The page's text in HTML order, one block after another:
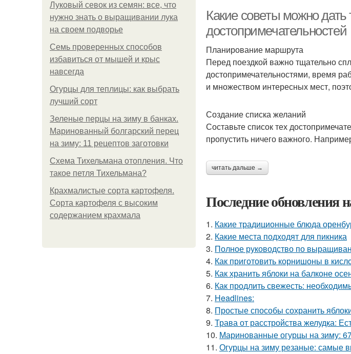
Луковый севок из семян: все, что
нужно знать о выращивании лука
на своем подворье
Семь проверенных способов
избавиться от мышей и крыс
навсегда
Огурцы для теплицы: как выбрать
лучший сорт
Зеленые перцы на зиму в банках.
Маринованный болгарский перец
на зиму: 11 рецептов заготовки
Схема Тихельмана отопления. Что
такое петля Тихельмана?
Крахмалистые сорта картофеля.
Сорта картофеля с высоким
содержанием крахмала
Какие советы можно
достопримечательностей
Планирование маршрута
Перед поездкой важно тщательно
достопримечательностями, время
и множеством интересных мест,
Создание списка желаний
Составьте список тех
пропустить ничего важного.
читать дальше →
Последние обновления
1. Какие традиционные блюда
2. Какие места подходят для пикника
3. Полное руководство по
4. Как приготовить корнишоны в
5. Как хранить яблоки на балконе
6. Как продлить свежесть:
7. Headlines:
8. Простые способы сохранить
9. Трава от расстройства желудка:
10. Маринованные огурцы на зиму:
11. Огурцы на зиму резаные: самые